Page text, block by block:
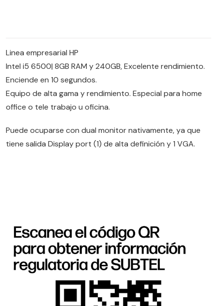
Linea empresarial HP
Intel i5 6500| 8GB RAM y 240GB, Excelente rendimiento.
Enciende en 10 segundos.
Equipo de alta gama y rendimiento. Especial para home
office o tele trabajo u oficina.
Puede ocuparse con dual monitor nativamente, ya que
tiene salida Display port (1) de alta definición y 1 VGA.